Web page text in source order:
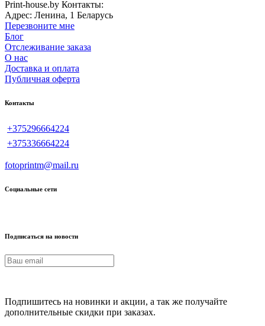
Print-house.by Контакты:
Адрес: Ленина, 1 Беларусь
Перезвоните мне
Блог
Отслеживание заказа
О нас
Доставка и оплата
Публичная оферта
Контакты
+375296664224
+375336664224
fotoprintm@mail.ru
Социальные сети
Подписаться на новости
Подпишитесь на новинки и акции, а так же получайте
дополнительные скидки при заказах.